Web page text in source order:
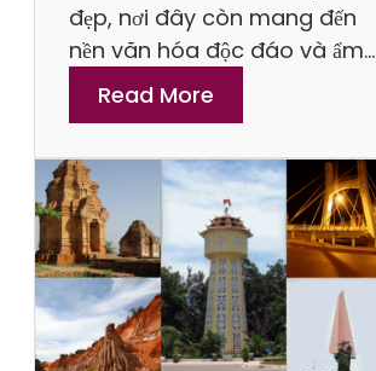
h
á
o
n
g
n
g
T
n
G
ó
i
đẹp, nơi đây còn mang đến
nền văn hóa độc đáo và ẩm…
Read More
Đ
i
ể
m
N
g
h
ỉ